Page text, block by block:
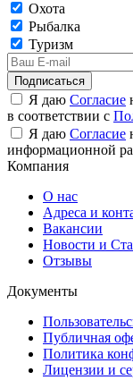
Охота
Рыбалка
Туризм
Подписаться
Я даю Согласие
в соответствии с
Я даю Согласие
информационной
Компания
О нас
Адреса и
Вакансии
Новости и
Отзывы
Документы
Публичная
Политика
Лицензии и